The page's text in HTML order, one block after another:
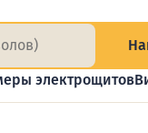
электрощитов